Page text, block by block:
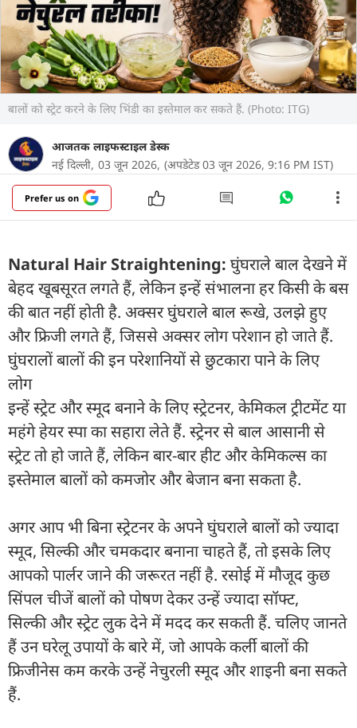
बालों को स्ट्रेट करने के लिए भिंडी का इस्तेमाल कर सकते हैं. (Photo: ITG)
आजतक लाइफस्टाइल डेस्क
नई दिल्ली, 03 जून 2026, (अपडेटेड 03 जून 2026, 9:16 PM IST)
Prefer us on
Natural Hair Straightening: घुंघराले बाल देखने में
बेहद खूबसूरत लगते हैं, लेकिन इन्हें संभालना हर किसी के बस
की बात नहीं होती है. अक्सर घुंघराले बाल रूखे, उलझे हुए
और फ्रिजी लगते हैं, जिससे अक्सर लोग परेशान हो जाते हैं.
घुंघरालों बालों की इन परेशानियों से छुटकारा पाने के लिए
लोग
इन्हें स्ट्रेट और स्मूद बनाने के लिए स्ट्रेटनर, केमिकल ट्रीटमेंट या
महंगे हेयर स्पा का सहारा लेते हैं. स्ट्रेनर से बाल आसानी से
स्ट्रेट तो हो जाते हैं, लेकिन बार-बार हीट और केमिकल्स का
इस्तेमाल बालों को कमजोर और बेजान बना सकता है.
अगर आप भी बिना स्ट्रेटनर के अपने घुंघराले बालों को ज्यादा
स्मूद, सिल्की और चमकदार बनाना चाहते हैं, तो इसके लिए
आपको पार्लर जाने की जरूरत नहीं है. रसोई में मौजूद कुछ
सिंपल चीजें बालों को पोषण देकर उन्हें ज्यादा सॉफ्ट,
सिल्की और स्ट्रेट लुक देने में मदद कर सकती हैं. चलिए जानते
हैं उन घरेलू उपायों के बारे में, जो आपके कर्ली बालों की
फ्रिजीनेस कम करके उन्हें नेचुरली स्मूद और शाइनी बना सकते
हैं.